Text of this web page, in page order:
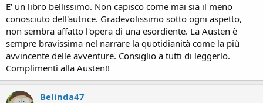
E' un libro bellissimo. Non capisco come mai sia il meno
conosciuto dell'autrice. Gradevolissimo sotto ogni aspetto,
non sembra affatto l'opera di una esordiente. La Austen è
sempre bravissima nel narrare la quotidianità come la più
avvincente delle avventure. Consiglio a tutti di leggerlo.
Complimenti alla Austen!!
Belinda47